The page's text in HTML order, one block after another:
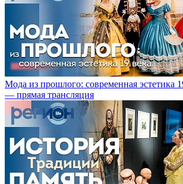
Мода из прошлого: современная эстетика
— прямая трансляция